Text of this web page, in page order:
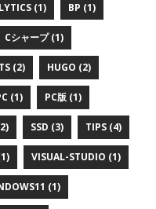
(1) BP (1)
Cシャープ (1)
(2) HUGO (2)
(1) PC版 (1)
SSD (3) TIPS (4)
VISUAL-STUDIO (1)
(1)